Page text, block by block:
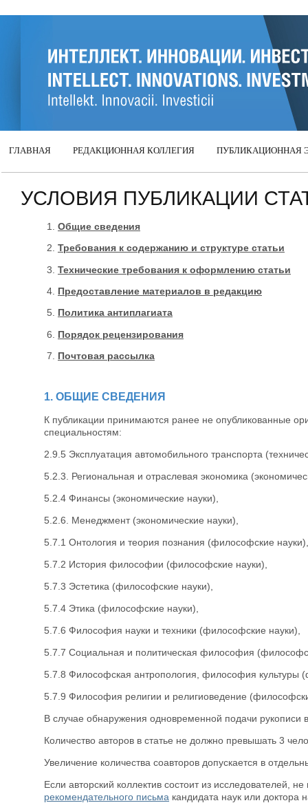
ГЛАВНАЯ РЕДАКЦИОННАЯ КОЛЛЕГИЯ ПУБЛИКАЦИОННАЯ
УСЛОВИЯ ПУБЛИКАЦИИ
Общие сведения
Требования к содержанию и структуре статьи
Технические требования к оформлению статьи
Предоставление материалов в редакцию
Политика антиплагиата
Порядок рецензирования
Почтовая рассылка
1. ОБЩИЕ СВЕДЕНИЯ
К публикации принимаются ранее не опубликованные
специальностям:
2.9.5 Эксплуатация автомобильного транспорта
5.2.3. Региональная и отраслевая экономика
5.2.4 Финансы (экономические науки),
5.2.6. Менеджмент (экономические науки),
5.7.1 Онтология и теория познания (философские науки),
5.7.2 История философии (философские науки),
5.7.3 Эстетика (философские науки),
5.7.4 Этика (философские науки),
5.7.6 Философия науки и техники (философские науки),
5.7.7 Социальная и политическая философия
5.7.8 Философская антропология, философия культуры
5.7.9 Философия религии и религиоведение
В случае обнаружения одновременной подачи рукописи
Количество авторов в статье не должно превышать 3
Увеличение количества соавторов допускается в
Если авторский коллектив состоит из исследователей,
рекомендательного письма кандидата наук или